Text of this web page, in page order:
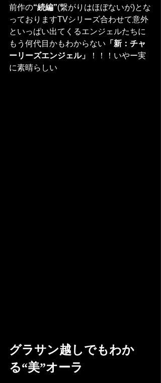
前作の“続編”(繋がりはほぼないが)とな
っておりますTVシリーズ合わせて意外
といっぱい出てくるエンジェルたちに
もう何代目かもわからない 「新：チャ
ーリーズエンジェル」
！！！いやー実
に素晴らしい
グラサン越しでもわか
る“美”オーラ